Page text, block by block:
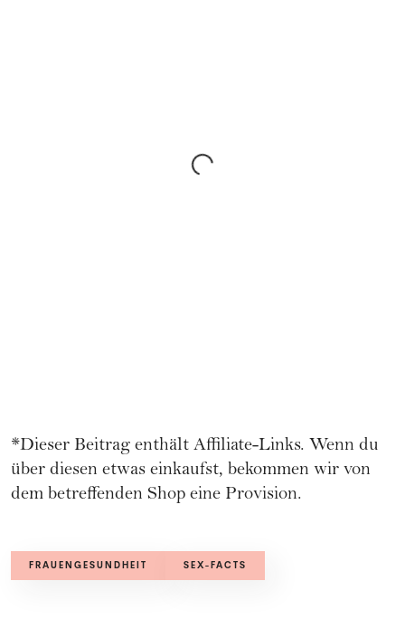
*Dieser Beitrag enthält Affiliate-Links. Wenn du
über diesen etwas einkaufst, bekommen wir von
dem betreffenden Shop eine Provision.
FRAUENGESUNDHEIT SEX-FACTS